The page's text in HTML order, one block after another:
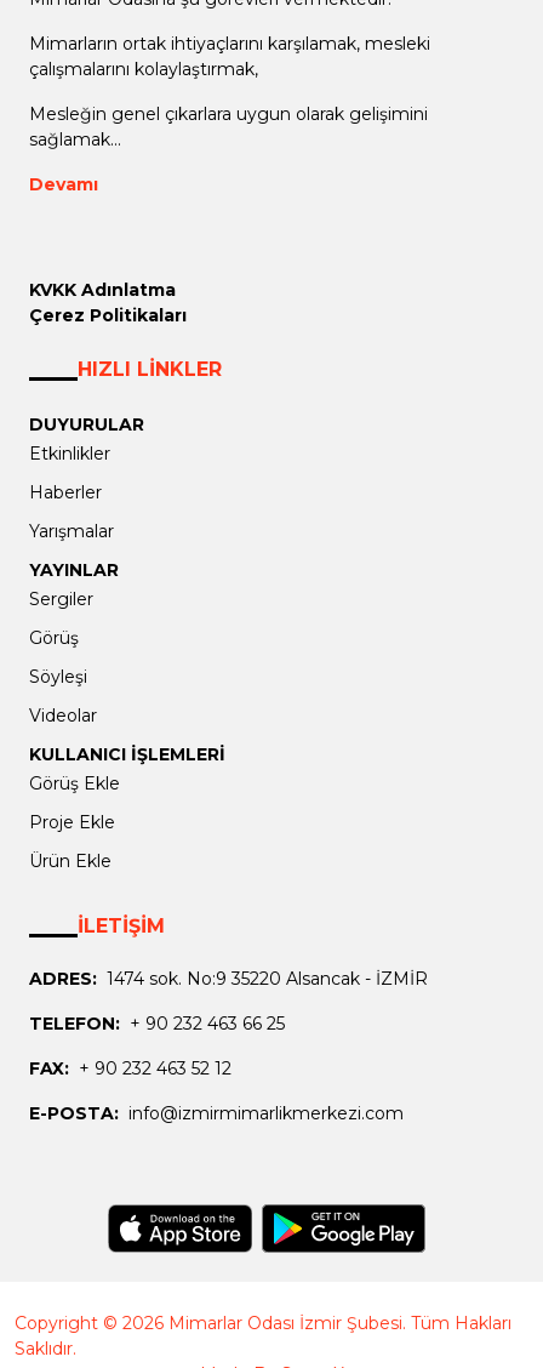
Mimarların ortak ihtiyaçlarını karşılamak, mesleki
çalışmalarını kolaylaştırmak,
Mesleğin genel çıkarlara uygun olarak gelişimini
sağlamak...
Devamı
KVKK Adınlatma
Çerez Politikaları
HIZLI LİNKLER
DUYURULAR
Etkinlikler
Haberler
Yarışmalar
YAYINLAR
Sergiler
Görüş
Söyleşi
Videolar
KULLANICI İŞLEMLERİ
Görüş Ekle
Proje Ekle
Ürün Ekle
İLETİŞİM
ADRES: 1474 sok. No:9 35220 Alsancak - İZMİR
TELEFON: + 90 232 463 66 25
FAX: + 90 232 463 52 12
E-POSTA: info@izmirmimarlikmerkezi.com
Copyright © 2026 Mimarlar Odası İzmir Şubesi. Tüm Hakları
Saklıdır.